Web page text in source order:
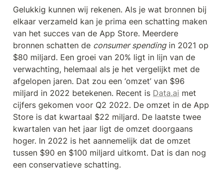
Gelukkig kunnen wij rekenen. Als je wat bronnen bij
elkaar verzameld kan je prima een schatting maken
van het succes van de App Store. Meerdere
bronnen schatten de consumer spending in 2021 op
$80 miljard. Een groei van 20% ligt in lijn van de
verwachting, helemaal als je het vergelijkt met de
afgelopen jaren. Dat zou een ‘omzet’ van $96
miljard in 2022 betekenen. Recent is Data.ai met
cijfers gekomen voor Q2 2022. De omzet in de App
Store is dat kwartaal $22 miljard. De laatste twee
kwartalen van het jaar ligt de omzet doorgaans
hoger. In 2022 is het aannemelijk dat de omzet
tussen $90 en $100 miljard uitkomt. Dat is dan nog
een conservatieve schatting.